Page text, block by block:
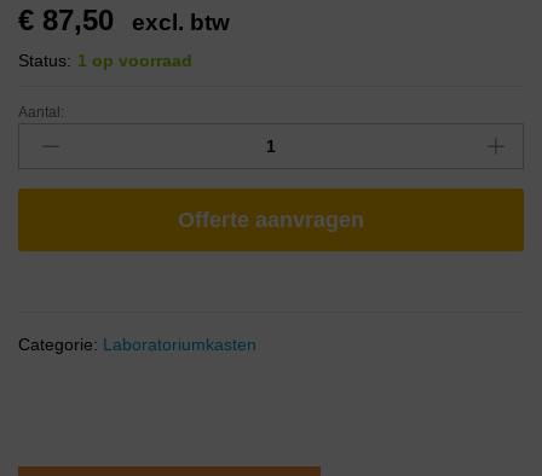
€ 87,50 excl. btw
Status: 1 op voorraad
Aantal:
Offerte aanvragen
Categorie: Laboratoriumkasten